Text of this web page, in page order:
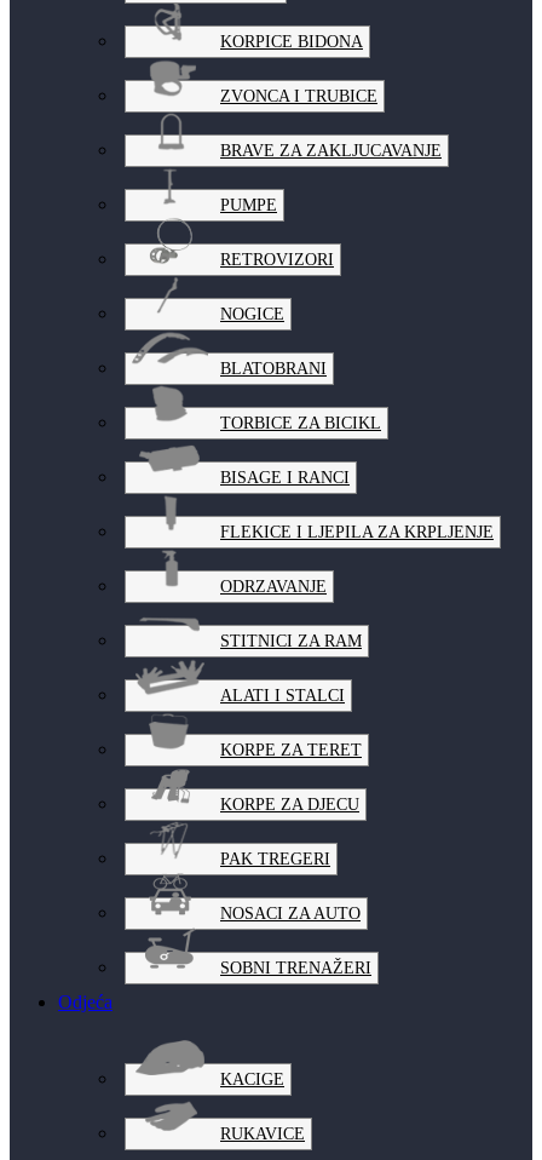
KORPICE BIDONA
ZVONCA I TRUBICE
BRAVE ZA ZAKLJUCAVANJE
PUMPE
RETROVIZORI
NOGICE
BLATOBRANI
TORBICE ZA BICIKL
BISAGE I RANCI
FLEKICE I LJEPILA ZA KRPLJENJE
ODRZAVANJE
STITNICI ZA RAM
ALATI I STALCI
KORPE ZA TERET
KORPE ZA DJECU
PAK TREGERI
NOSACI ZA AUTO
SOBNI TRENAŽERI
Odjeća
KACIGE
RUKAVICE